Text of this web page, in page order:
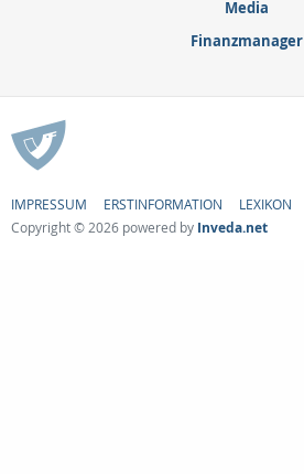
Media
Finanzmanager
IMPRESSUM ERSTINFORMATION LEXIKON
Copyright © 2026 powered by Inveda.net